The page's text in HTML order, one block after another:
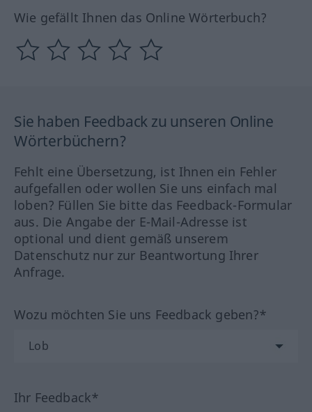
Wie gefällt Ihnen das Online Wörterbuch?
Sie haben Feedback zu unseren Online
Wörterbüchern?
Fehlt eine Übersetzung, ist Ihnen ein Fehler
aufgefallen oder wollen Sie uns einfach mal
loben? Füllen Sie bitte das Feedback-Formular
aus. Die Angabe der E-Mail-Adresse ist
optional und dient gemäß unserem
Datenschutz nur zur Beantwortung Ihrer
Anfrage.
Wozu möchten Sie uns Feedback geben?*
Ihr Feedback*